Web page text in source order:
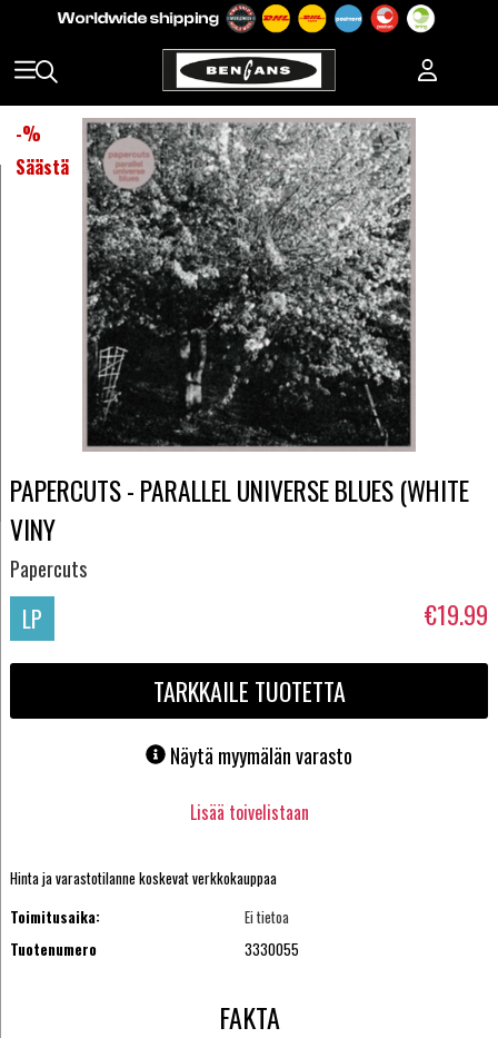
-%
Säästä
PAPERCUTS - PARALLEL UNIVERSE BLUES (WHITE
VINY
Papercuts
LP €19.99
TARKKAILE TUOTETTA
Näytä myymälän varasto
Lisää toivelistaan
Hinta ja varastotilanne koskevat verkkokauppaa
Toimitusaika:
Ei tietoa
Tuotenumero
3330055
FAKTA